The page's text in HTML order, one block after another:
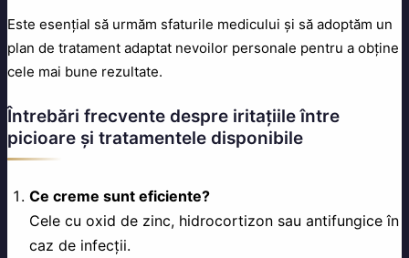
Este esențial să urmăm sfaturile medicului și să adoptăm un
plan de tratament adaptat nevoilor personale pentru a obține
cele mai bune rezultate.
Întrebări frecvente despre iritațiile între
picioare și tratamentele disponibile
Ce creme sunt eficiente?
Cele cu oxid de zinc, hidrocortizon sau antifungice în
caz de infecții.